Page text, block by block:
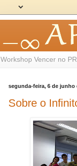
Workshop Vencer no
segunda-feira, 6 de junho
Sobre o